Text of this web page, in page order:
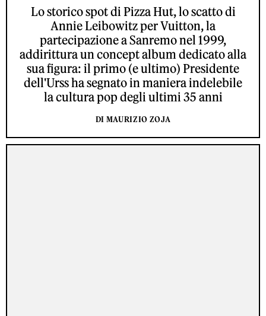
Lo storico spot di Pizza Hut, lo scatto di
Annie Leibowitz per Vuitton, la
partecipazione a Sanremo nel 1999,
addirittura un concept album dedicato alla
sua figura: il primo (e ultimo) Presidente
dell'Urss ha segnato in maniera indelebile
la cultura pop degli ultimi 35 anni
DI MAURIZIO ZOJA